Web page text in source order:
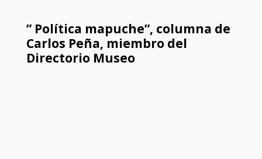
” Política mapuche”, columna de
Carlos Peña, miembro del
Directorio Museo